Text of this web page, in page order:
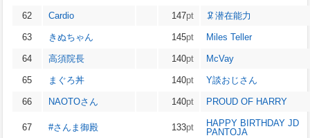
62 Cardio 147pt 🦑 潜在能力
63 きぬちゃん 145pt Miles Teller
64 高須院長 140pt McVay
65 まぐろ丼 140pt Y談おじさん
66 NAOTOさん 140pt PROUD OF HARRY
67 #さんま御殿 133pt
HAPPY BIRTHDAY JD
PANTOJA